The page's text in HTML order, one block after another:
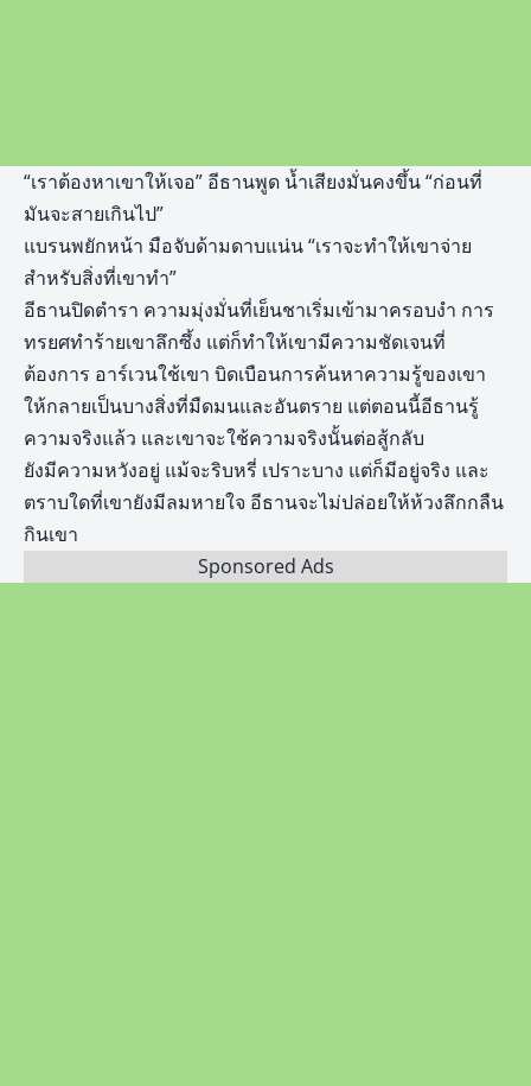
“เราต้องหาเขาให้เจอ” อีธานพูด น้ำเสียงมั่นคงขึ้น “ก่อนที่
มันจะสายเกินไป”
แบรนพยักหน้า มือจับด้ามดาบแน่น “เราจะทำให้เขาจ่าย
สำหรับสิ่งที่เขาทำ”
อีธานปิดตำรา ความมุ่งมั่นที่เย็นชาเริ่มเข้ามาครอบงำ การ
ทรยศทำร้ายเขาลึกซึ้ง แต่ก็ทำให้เขามีความชัดเจนที่
ต้องการ อาร์เวนใช้เขา บิดเบือนการค้นหาความรู้ของเขา
ให้กลายเป็นบางสิ่งที่มืดมนและอันตราย แต่ตอนนี้อีธานรู้
ความจริงแล้ว และเขาจะใช้ความจริงนั้นต่อสู้กลับ
ยังมีความหวังอยู่ แม้จะริบหรี่ เปราะบาง แต่ก็มีอยู่จริง และ
ตราบใดที่เขายังมีลมหายใจ อีธานจะไม่ปล่อยให้ห้วงลึกกลืน
กินเขา
Sponsored Ads